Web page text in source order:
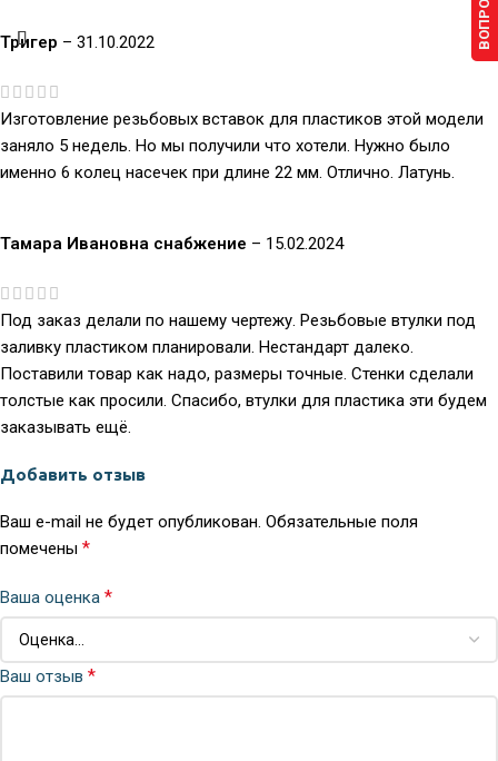
Тригер – 31.10.2022
Изготовление резьбовых вставок для пластиков этой модели
заняло 5 недель. Но мы получили что хотели. Нужно было
именно 6 колец насечек при длине 22 мм. Отлично. Латунь.
Тамара Ивановна снабжение – 15.02.2024
Под заказ делали по нашему чертежу. Резьбовые втулки под
заливку пластиком планировали. Нестандарт далеко.
Поставили товар как надо, размеры точные. Стенки сделали
толстые как просили. Спасибо, втулки для пластика эти будем
заказывать ещё.
Добавить отзыв
Ваш e-mail не будет опубликован. Обязательные поля
помечены *
Ваша оценка *
Ваш отзыв *